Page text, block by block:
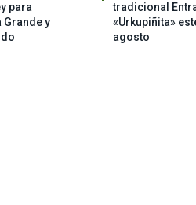
para
y
tradicional
«Urkupiñita»
agosto